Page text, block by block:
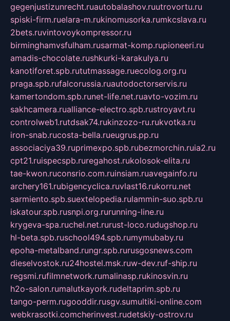
gegenjustizunrecht.ruautobalashov.ruutrovortu.ru
spiski-firm.ruelara-m.rukinomusorka.rumkcslava.ru
2bets.ruvintovoykompressor.ru
birminghamvsfulham.rusarmat-komp.rupioneeri.ru
amadis-chocolate.rushkurki-karakulya.ru
kanotiforet.spb.rututmassage.ruecolog.org.ru
praga.spb.rufalcorussia.ruautodoctorservis.ru
kamertondom.spb.runet-life.net.ruavto-vozim.ru
sakhcamera.rualliance-electro.spb.rustroyavt.ru
controlweb1.rutdsak74.rukinzozo-ru.rukvotka.ru
iron-snab.rucosta-bella.rueugrus.pp.ru
associaciya39.ruprimexpo.spb.rubezmorchin.ruia2.ru
cpt21.ruispecspb.ruregahost.rukolosok-elita.ru
tae-kwon.ruconsrio.com.ruinsiam.ruavegainfo.ru
archery161.rubigencyclica.ruvlast16.rukorru.net
sarmiento.spb.suextelopedia.rulammin-suo.spb.ru
iskatour.spb.rusnpi.org.rurunning-line.ru
krygeva-spa.ruchel.net.rurust-loco.rudugshop.ru
hl-beta.spb.ruschool494.spb.rumymubaby.ru
epoha-metalband.rungr.spb.rurusgosnews.com
dieselvostok.ru24hostel.msk.ruw-dev.ruf-ship.ru
regsmi.rufilmnetwork.rumalinasp.rukinosvin.ru
h2o-salon.rumalutkayork.rudeltaprim.spb.ru
tango-perm.rugooddir.rusgv.sumultiki-online.com
webkrasotki.comcherinvest.rudetskiy-ostrov.ru